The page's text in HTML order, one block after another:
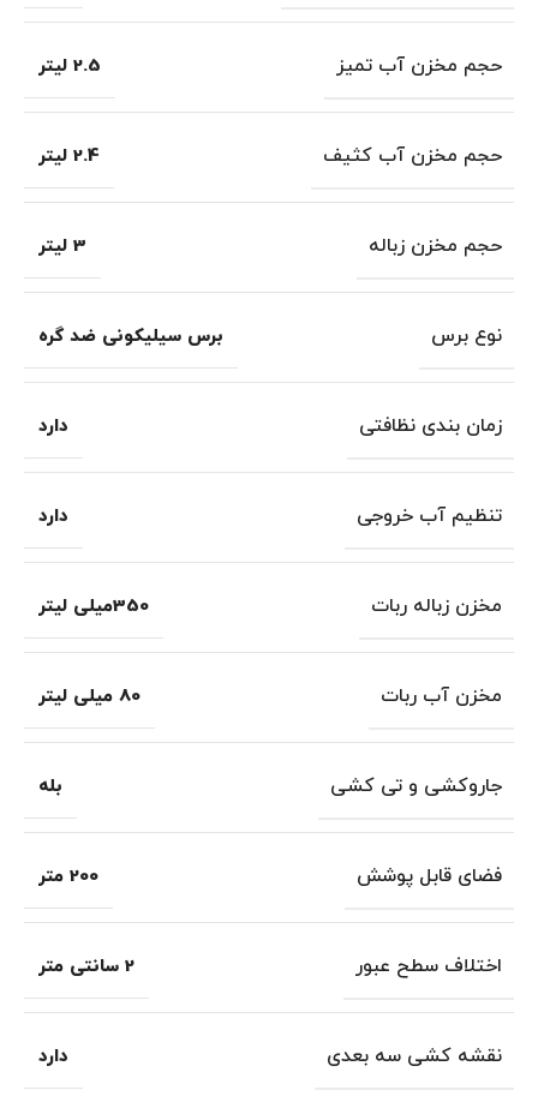
حجم مخزن آب تمیز 2.5 لیتر
حجم مخزن آب کثیف 2.4 لیتر
حجم مخزن زباله 3 لیتر
نوع برس برس سیلیکونی ضد گره
زمان بندی نظافتی دارد
تنظیم آب خروجی دارد
مخزن زباله ربات 350میلی لیتر
مخزن آب ربات 80 میلی لیتر
جاروکشی و تی کشی بله
فضای قابل پوشش 200 متر
اختلاف سطح عبور 2 سانتی متر
نقشه کشی سه بعدی دارد